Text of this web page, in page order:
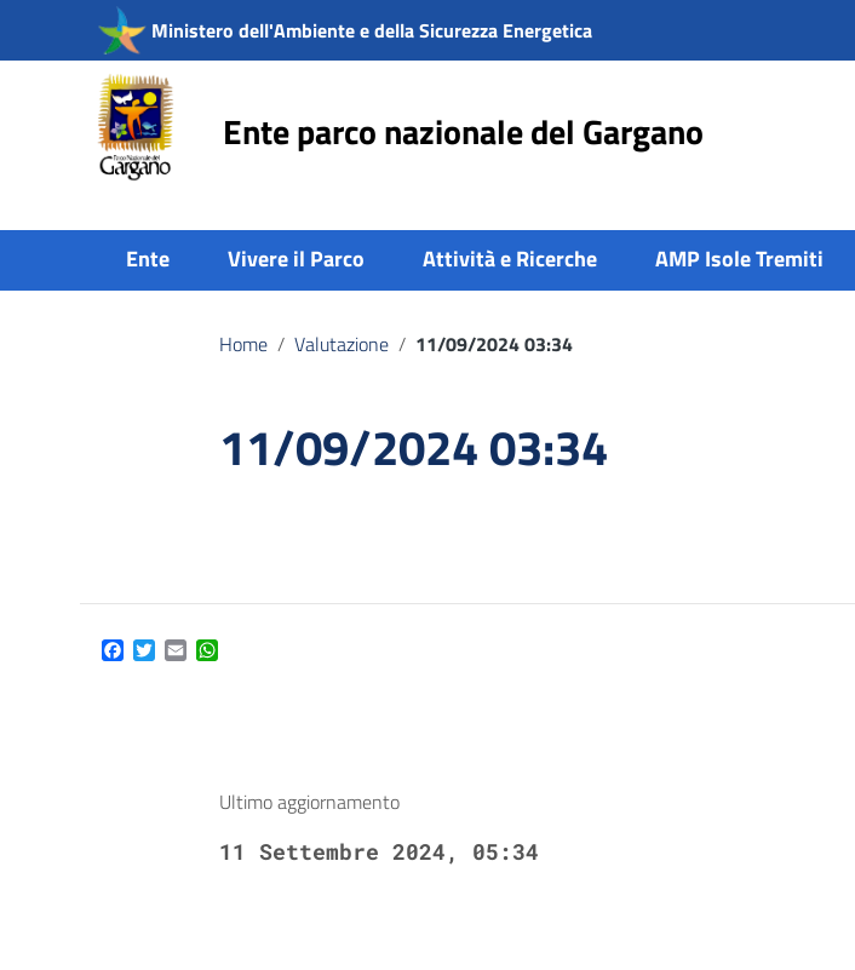
Vai ai contenuti
Vai al menu di navigazione
Vai al footer
Ministero dell'Ambiente e della Sicurezza Energetica
Ente parco nazionale del Gargano
Ente Vivere il Parco Attività e Ricerche AMP Isole Tremiti
Home / Valutazione / 11/09/2024 03:34
11/09/2024 03:34
Facebook
Twitter
Email
Ultimo aggiornamento
11 Settembre 2024, 05:34